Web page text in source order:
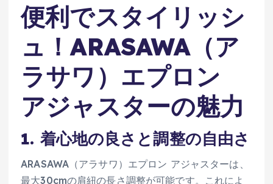
便利でスタイリッシ
ュ！ARASAWA（ア
ラサワ）エプロン
アジャスターの魅力
1. 着心地の良さと調整の自由さ
ARASAWA（アラサワ）エプロン アジャスターは、
最大30cmの肩紐の長さ調整が可能です。これによ